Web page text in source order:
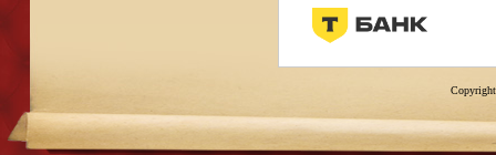
Copyright